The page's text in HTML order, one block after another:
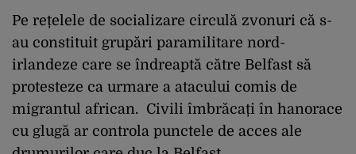
Pe rețelele de socializare circulă zvonuri că s-
au constituit grupări paramilitare nord-
irlandeze care se îndreaptă către Belfast să
protesteze ca urmare a atacului comis de
migrantul african. Civili îmbrăcați în hanorace
cu glugă ar controla punctele de acces ale